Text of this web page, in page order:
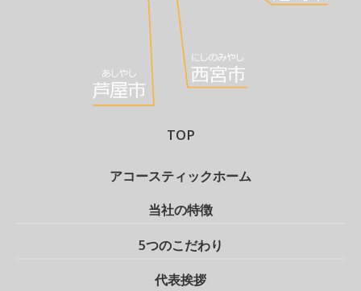
TOP
アコースティックホーム
当社の特徴
5つのこだわり
代表挨拶